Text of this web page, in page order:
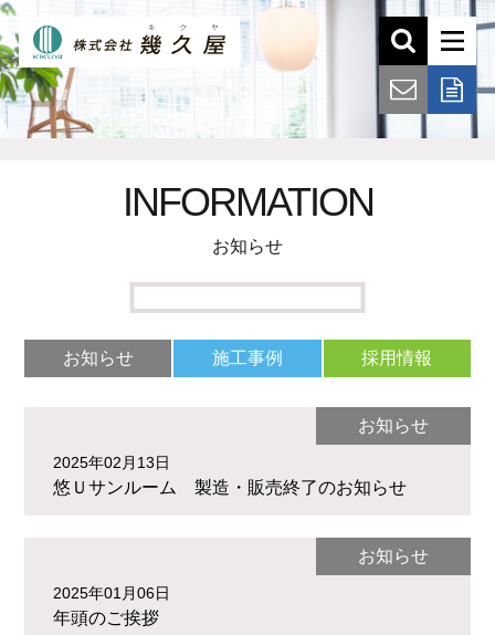
INFORMATION
お知らせ
お知らせ 施工事例 採用情報
お知らせ
2025年02月13日
悠Ｕサンルーム 製造・販売終了のお知らせ
お知らせ
2025年01月06日
年頭のご挨拶